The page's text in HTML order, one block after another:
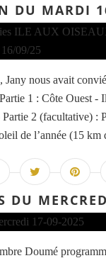
DU MARDI
nous avait
1 : Côte Ouest -
2 (facultative) :
de l’année (15 km
DU
Doumé